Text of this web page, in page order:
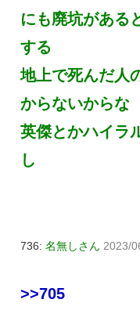
にも廃坑がある
する
地上で死んだ人
からないからな
英傑とかハイラ
し
736: 名無しさん 2023/
>>705